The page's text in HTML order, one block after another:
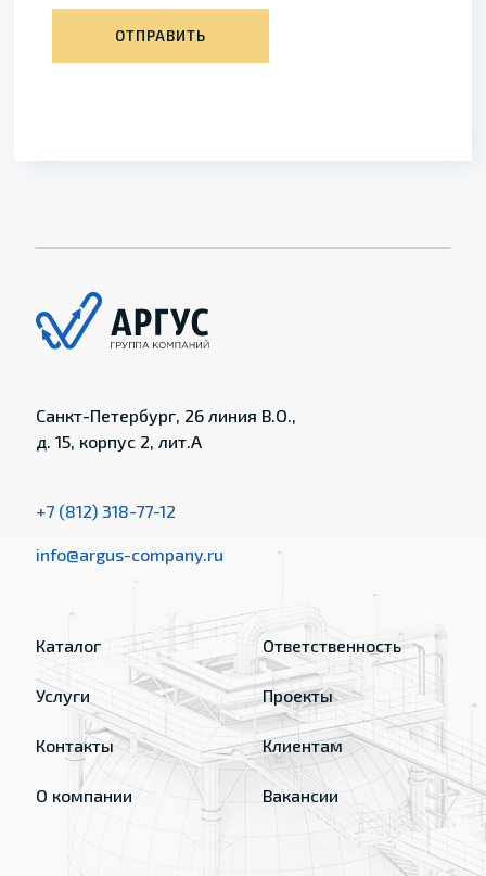
ОТПРАВИТЬ
Санкт-Петербург, 26 линия В.О.,
д. 15, корпус 2, лит.А
+7 (812) 318-77-12
info@argus-company.ru
Каталог
Услуги
Контакты
О компании
Ответственность
Проекты
Клиентам
Вакансии